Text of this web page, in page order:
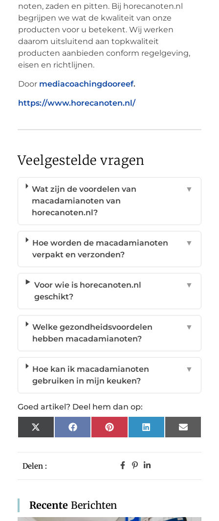
Delen :
Recente Berichten
noten, zaden en pitten. Bij horecanoten.nl
begrijpen we wat de kwaliteit van onze
producten voor u betekent. Wij werken
daarom uitsluitend aan topkwaliteit
producten aanbieden conform regelgeving,
eisen en richtlijnen.
Door mediacoachingdooreef.
https://www.horecanoten.nl/
Veelgestelde vragen
Wat zijn de voordelen van
macadamianoten van
horecanoten.nl?
▼
Hoe worden de macadamianoten
verpakt en verzonden?
▼
Voor wie is horecanoten.nl
geschikt?
▼
Welke gezondheidsvoordelen
hebben macadamianoten?
▼
Hoe kan ik macadamianoten
gebruiken in mijn keuken?
▼
Goed artikel? Deel hem dan op:
X
(Twitter)
FacebookPinterestLinkedInEmail